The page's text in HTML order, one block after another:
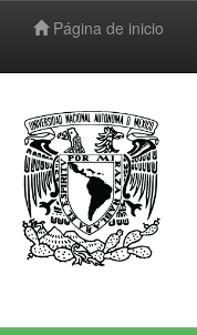
Página de inicio